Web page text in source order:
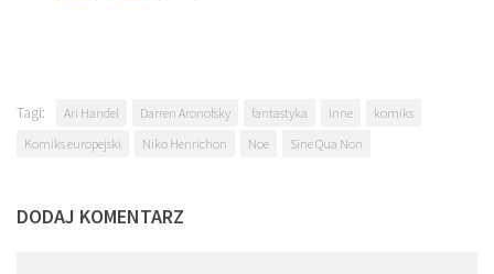
Tagi: Ari Handel Darren Aronofsky fantastyka Inne
komiks
Komiks europejski
Niko Henrichon Noe Sine Qua Non
DODAJ KOMENTARZ